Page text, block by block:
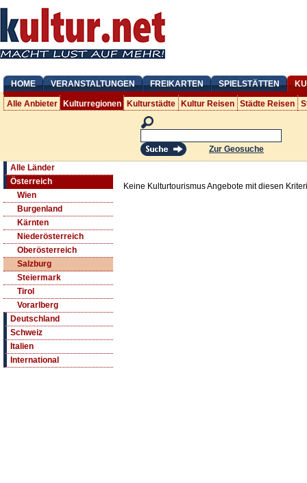
HOME VERANSTALTUNGEN FREIKARTEN SPIELSTÄTTEN
Alle Anbieter Kulturregionen Kulturstädte Kultur Reisen Städte Reisen
Zur Geosuche
Alle Länder
Österreich
Wien
Burgenland
Kärnten
Niederösterreich
Oberösterreich
Salzburg
Steiermark
Tirol
Vorarlberg
Deutschland
Schweiz
Italien
International
Keine Kulturtourismus Angebote mit diesen